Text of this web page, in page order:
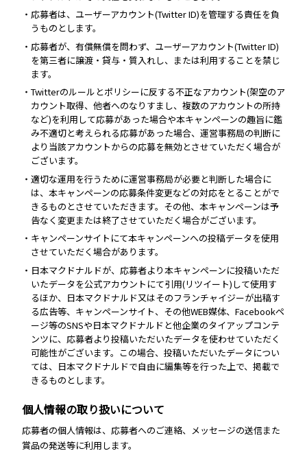
・応募者は、ユーザーアカウント(Twitter ID)を管理する責任を負
うものとします。
・応募者が、有償無償を問わず、ユーザーアカウント(Twitter ID)
を第三者に譲渡・貸与・質入れし、または利用することを禁じ
ます。
・Twitterのルールとポリシーに反する不正なアカウント(架空のア
カウント取得、他者へのなりすまし、複数のアカウントの所持
など)を利用して応募があった場合や本キャンペーンの趣旨に鑑
み不適切と考えられる応募があった場合、運営事務局の判断に
より当該アカウントからの応募を無効とさせていただく場合が
ございます。
・適切な運用を行うために運営事務局が必要と判断した場合に
は、本キャンペーンの応募条件変更などの対応をとることがで
きるものとさせていただきます。その他、本キャンペーンは予
告なく変更または終了させていただく場合がございます。
・キャンペーンサイトにて本キャンペーンへの投稿データを使用
させていただく場合があります。
・日本マクドナルドが、応募者より本キャンペーンに投稿いただ
いたデータを公式アカウントにて引用(リツイート)して使用す
るほか、日本マクドナルド又はそのフランチャイジーが出稿す
る広告等、キャンペーンサイト、その他WEB媒体、Facebookペ
ージ等のSNSや日本マクドナルドと他企業のタイアップコンテ
ンツに、応募者より投稿いただいたデータを使わせていただく
可能性がございます。この場合、投稿いただいたデータについ
ては、日本マクドナルドで自由に編集等を行った上で、掲載で
きるものとします。
個人情報の取り扱いについて
応募者の個人情報は、応募者へのご連絡、メッセージの送信また
賞品の発送等に利用します。